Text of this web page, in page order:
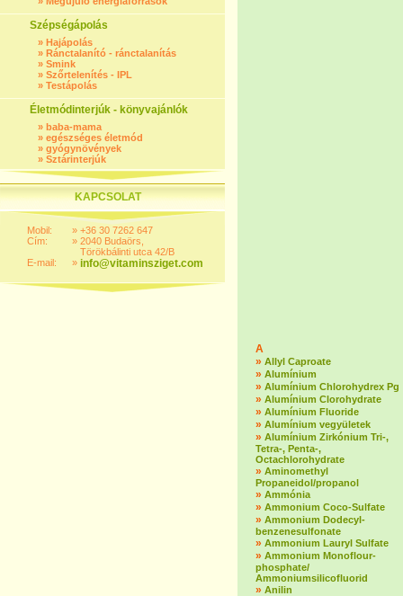
Szépségápolás
» Hajápolás
» Ránctalanító - ránctalanítás
» Smink
» Szőrtelenítés - IPL
» Testápolás
Életmódinterjúk - könyvajánlók
» baba-mama
» egészséges életmód
» gyógynövények
» Sztárinterjúk
KAPCSOLAT
Mobil:
Cím:
E-mail:
»
»
»
+36 30 7262 647
2040 Budaörs,
Törökbálinti utca 42/B
info@vitaminsziget.com
A
» Allyl Caproate
» Alumínium
» Alumínium Chlorohydrex Pg
» Alumínium Clorohydrate
» Alumínium Fluoride
» Alumínium vegyületek
» Alumínium Zirkónium Tri-,
Tetra-, Penta-,
Octachlorohydrate
» Aminomethyl
Propaneidol/propanol
» Ammónia
» Ammonium Coco-Sulfate
» Ammonium Dodecyl-
benzenesulfonate
» Ammonium Lauryl Sulfate
» Ammonium Monoflour-
phosphate/
Ammoniumsilicofluorid
» Anilin